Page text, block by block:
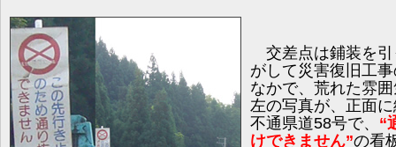
交差点は鋪装を引
がして災害復旧工
なかで、荒れた雰
左の写真が、正面
不通県道58号で、 “
けできません”の看